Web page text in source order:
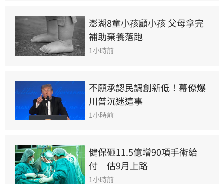
澎湖8童小孩顧小孩 父母拿完
補助棄養落跑
1小時前
不願承認民調創新低！幕僚爆
川普沉迷這事
1小時前
健保砸11.5億增90項手術給
付　估9月上路
1小時前